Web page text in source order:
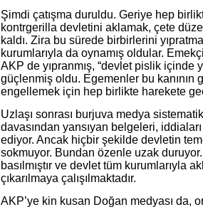
Şimdi çatışma duruldu. Geriye hep
kontrgerilla devletini aklamak, çete
kaldı. Zira bu sürede birbirlerini
kurumlarıyla da oynamış oldular.
AKP de yıpranmış, “devlet pislik içinde
güçlenmiş oldu. Egemenler bu kanının
engellemek için hep birlikte harekete
Uzlaşı sonrası burjuva medya
davasından yansıyan belgeleri,
ediyor. Ancak hiçbir şekilde devletin
sokmuyor. Bundan özenle uzak
basılmıştır ve devlet tüm kurumlarıyla
çıkarılmaya çalışılmaktadır.
AKP’ye kin kusan Doğan medyası da,